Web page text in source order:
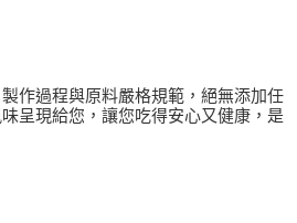
作過程與原料嚴格規範，絕無添加任
呈現給您，讓您吃得安心又健康，是